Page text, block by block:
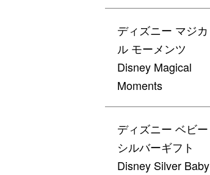
ディズニー マジカ
ル モーメンツ
Disney Magical
Moments
ディズニー ベビー
シルバーギフト
Disney Silver Baby